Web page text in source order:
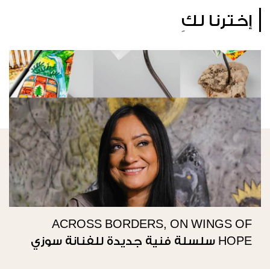
إخترنا لكِ
ACROSS BORDERS, ON WINGS OF
HOPE سلسلة فنية جديدة للفنانة سوزي